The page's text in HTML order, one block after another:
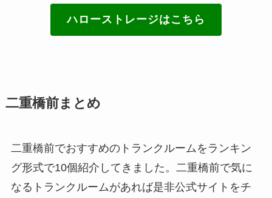
ハローストレージはこちら
二重橋前まとめ
二重橋前でおすすめのトランクルームをランキン
グ形式で10個紹介してきました。二重橋前で気に
なるトランクルームがあれば是非公式サイトをチ